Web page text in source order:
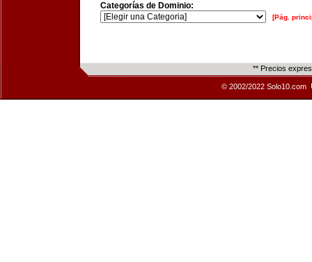
Categorías de Dominio:
[Pág.
** Precios
© 2002/2022 Solo10.com